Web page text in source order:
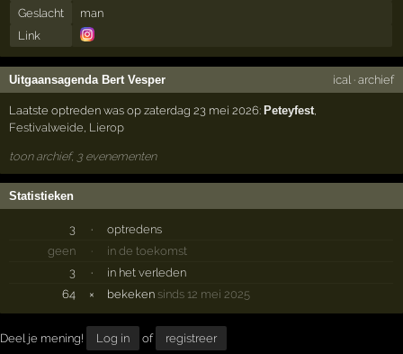
Geslacht
man
Link
Uitgaansagenda Bert Vesper ical · archief
Laatste optreden was op zaterdag 23 mei 2026: Peteyfest
Festivalweide Lierop
toon archief, 3 evenementen
Statistieken
3 ·
optredens
geen
·
in de toekomst
3
·
in het verleden
64
× bekeken sinds 12 mei 2025
Deel je mening! Log in of registreer